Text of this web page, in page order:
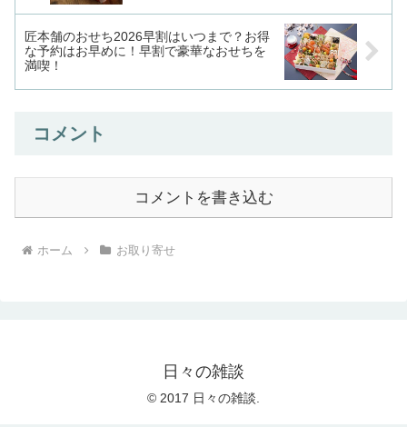
匠本舗のおせち2026早割はいつまで？お得
な予約はお早めに！早割で豪華なおせちを
満喫！
コメント
コメントを書き込む
ホーム お取り寄せ
日々の雑談
© 2017 日々の雑談.